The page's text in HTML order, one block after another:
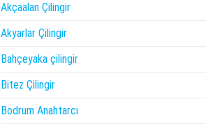
Akçaalan Çilingir
Akyarlar Çilingir
Bahçeyaka çilingir
Bitez Çilingir
Bodrum Anahtarcı